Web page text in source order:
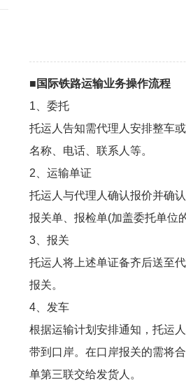
■国际铁路运输业务操作流程
1、委托
托运人告知需代理人安排整车
名称、电话、联系人等。
2、运输单证
托运人与代理人确认报价并确
报关单、报检单(加盖委托单位
3、报关
托运人将上述单证备齐后送至
报关。
4、发车
根据运输计划安排通知，托运
带到口岸。在口岸报关的需将
单第三联交给发货人。